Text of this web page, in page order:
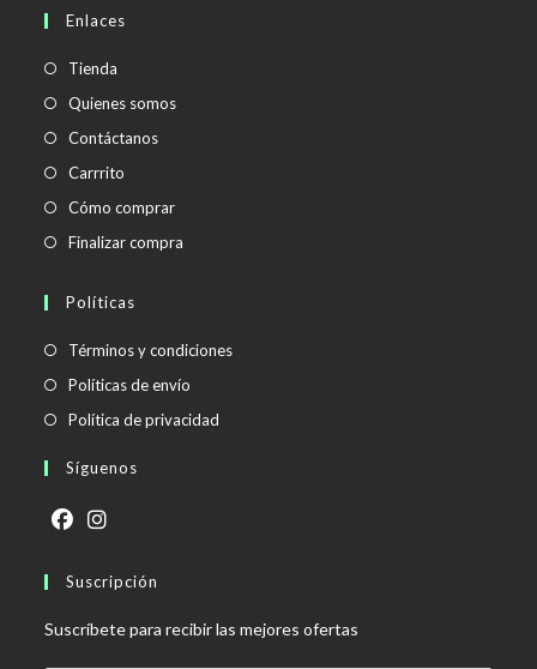
Enlaces
Tienda
Quienes somos
Contáctanos
Carrrito
Cómo comprar
Finalizar compra
Políticas
Términos y condicionesSe
Políticas de envío
abre
Política de privacidad
Síguenos
abre
una
abre
una
Suscripción
Suscríbete para recibir las mejores ofertas